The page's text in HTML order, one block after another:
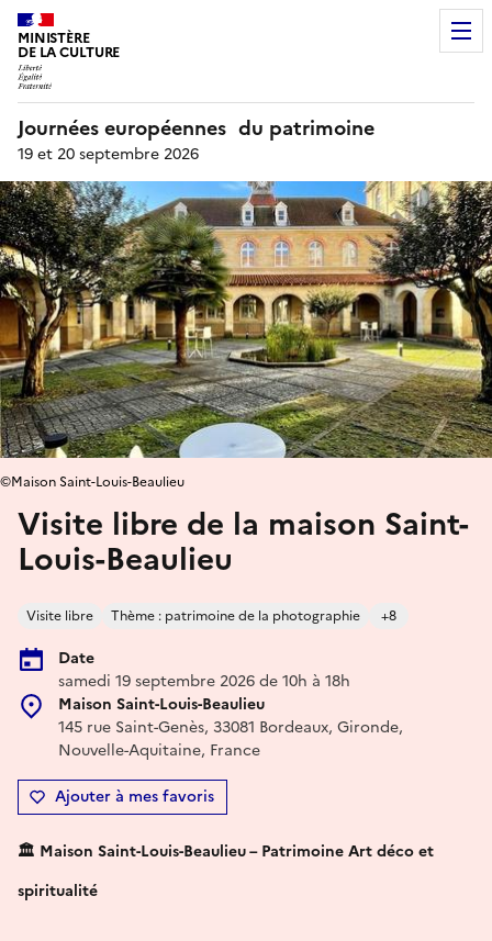
MINISTÈRE
DE LA CULTURE
Journées européennes du patrimoine
19 et 20 septembre 2026
Visite libre de la maison Saint-
Louis-Beaulieu
Visite libre Thème : patrimoine de la photographie +8
Date
samedi 19 septembre 2026 de 10h à 18h
Maison Saint-Louis-Beaulieu
145 rue Saint-Genès, 33081 Bordeaux, Gironde,
Nouvelle-Aquitaine, France
Ajouter à mes favoris
©Maison Saint-Louis-Beaulieu
🏛️ Maison Saint-Louis-Beaulieu – Patrimoine Art déco et
spiritualité